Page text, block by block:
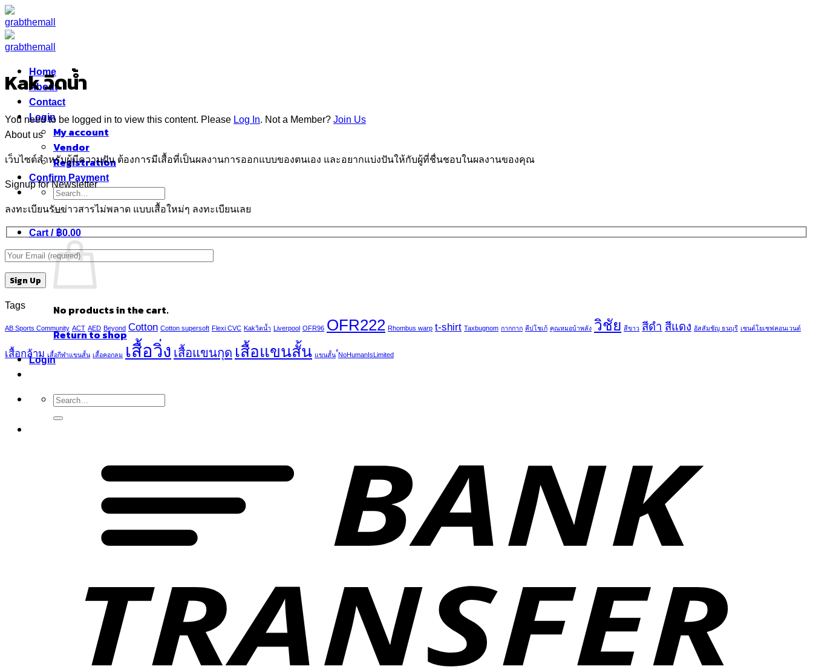
Skip
to
content
Home
About
Contact
Login
My account
Vendor
Registration
Confirm Payment
Search
for:
Cart / ฿0.00
No products in the cart.
Return to shop
Login
Search
for:
Kak วิดน้ำ
You need to be logged in to view this content. Please Log In. Not a Member? Join Us
About us
เว็บไซต์สำหรับผู้มีความฝัน ต้องการมีเสื้อที่เป็นผลงานการออกแบบของตนเอง และอยากแบ่งปันให้กับผู้ที่ชื่นชอบในผลงานของคุณ
Signup for Newsletter
ลงทะเบียนรับข่าวสารไม่พลาด แบบเสื้อใหม่ๆ ลงทะเบียนเลย
Tags
AB Sports Community ACT AED Beyond Cotton Cotton supersoft Flexi CVC Kakวิดน้ำ Liverpool OFR96 OFR222 Rhombus warp t-shirt Taxbugnom กากกาก คีปโชเก้ คุณหมอบ้าพลัง วิชัย สีขาว สีดำ สีแดง อัสสัมชัญ ธนบุรี เซนต์โยเซฟคอนเวนต์
เสื้อกล้าม เสื้อกีฬาแขนสั้น เสื้อคอกลม เสื้อวิ่ง เสื้อแขนกุด เสื้อแขนสั้น แขนสั้น ์์NoHumanIsLimited